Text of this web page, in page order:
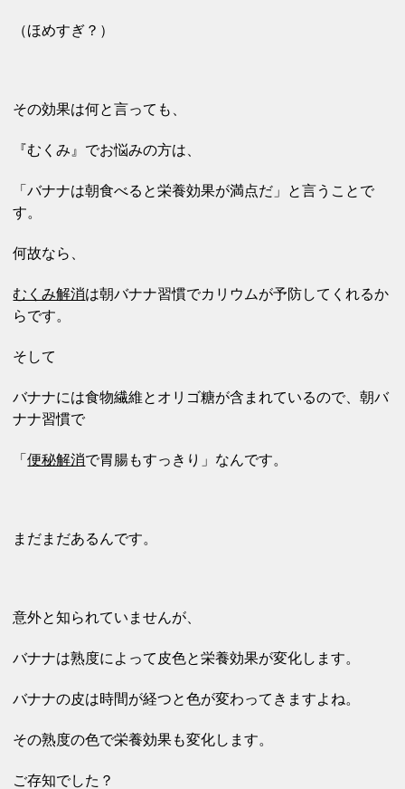
（ほめすぎ？）
その効果は何と言っても、
『むくみ』でお悩みの方は、
「バナナは朝食べると栄養効果が満点だ」と言うことで
す。
何故なら、
むくみ解消は朝バナナ習慣でカリウムが予防してくれるか
らです。
そして
バナナには食物繊維とオリゴ糖が含まれているので、朝バ
ナナ習慣で
「便秘解消で胃腸もすっきり」なんです。
まだまだあるんです。
意外と知られていませんが、
バナナは熟度によって皮色と栄養効果が変化します。
バナナの皮は時間が経つと色が変わってきますよね。
その熟度の色で栄養効果も変化します。
ご存知でした？